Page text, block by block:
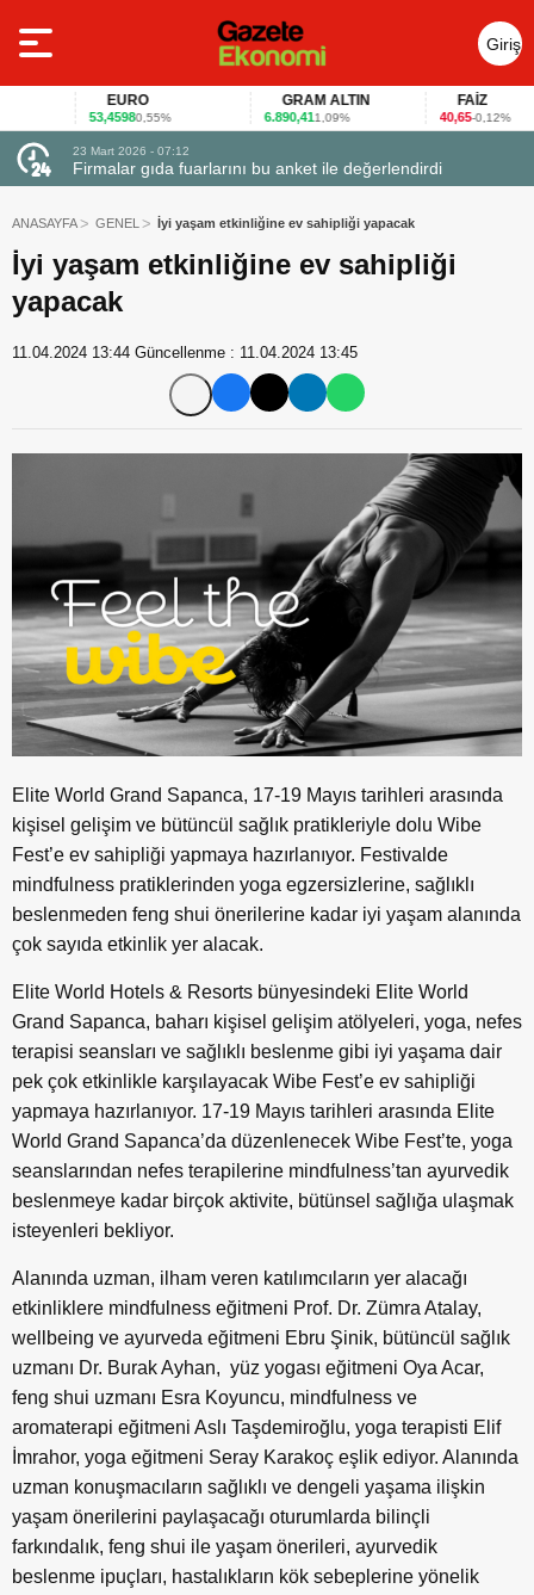
Giriş
Yap
EURO
53,45980,55%
GRAM ALTIN
6.890,411,09%
FAİZ
40,65-0,12%
23 Mart 2026 - 07:12
Firmalar gıda fuarlarını bu anket ile değerlendirdi
ANASAYFA GENEL İyi yaşam etkinliğine ev sahipliği yapacak
İyi yaşam etkinliğine ev sahipliği
yapacak
11.04.2024 13:44 Güncellenme : 11.04.2024 13:45
Elite World Grand Sapanca, 17-19 Mayıs tarihleri arasında
kişisel gelişim ve bütüncül sağlık pratikleriyle dolu Wibe
Fest’e ev sahipliği yapmaya hazırlanıyor. Festivalde
mindfulness pratiklerinden yoga egzersizlerine, sağlıklı
beslenmeden feng shui önerilerine kadar iyi yaşam alanında
çok sayıda etkinlik yer alacak.
Elite World Hotels & Resorts bünyesindeki Elite World
Grand Sapanca, baharı kişisel gelişim atölyeleri, yoga, nefes
terapisi seansları ve sağlıklı beslenme gibi iyi yaşama dair
pek çok etkinlikle karşılayacak Wibe Fest’e ev sahipliği
yapmaya hazırlanıyor. 17-19 Mayıs tarihleri arasında Elite
World Grand Sapanca’da düzenlenecek Wibe Fest’te, yoga
seanslarından nefes terapilerine mindfulness’tan ayurvedik
beslenmeye kadar birçok aktivite, bütünsel sağlığa ulaşmak
isteyenleri bekliyor.
Alanında uzman, ilham veren katılımcıların yer alacağı
etkinliklere mindfulness eğitmeni Prof. Dr. Zümra Atalay,
wellbeing ve ayurveda eğitmeni Ebru Şinik, bütüncül sağlık
uzmanı Dr. Burak Ayhan, yüz yogası eğitmeni Oya Acar,
feng shui uzmanı Esra Koyuncu, mindfulness ve
aromaterapi eğitmeni Aslı Taşdemiroğlu, yoga terapisti Elif
İmrahor, yoga eğitmeni Seray Karakoç eşlik ediyor. Alanında
uzman konuşmacıların sağlıklı ve dengeli yaşama ilişkin
yaşam önerilerini paylaşacağı oturumlarda bilinçli
farkındalık, feng shui ile yaşam önerileri, ayurvedik
beslenme ipuçları, hastalıkların kök sebeplerine yönelik